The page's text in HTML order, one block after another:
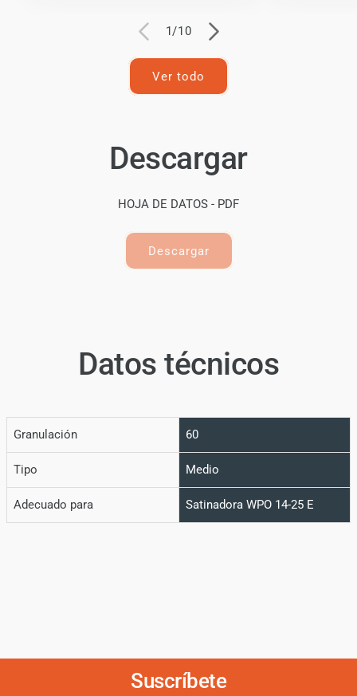
1/de
10
Ver todo
Descargar
HOJA DE DATOS - PDF
Descargar
Datos técnicos
Granulación 60
Tipo Medio
Adecuado para Satinadora WPO 14-25 E
Suscríbete